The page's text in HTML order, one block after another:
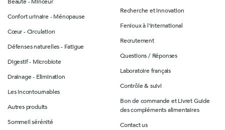
Confort urinaire - Ménopause
Cœur - Circulation
Défenses naturelles - Fatigue
Digestif - Microbiote
Drainage - Elimination
Les incontournables
Autres produits
Sommeil sérénité
Recherche et innovation
Fenioux à l'international
Recrutement
Questions / Réponses
Laboratoire français
Contrôle & suivi
Bon de commande et Livret Guide
des compléments alimentaires
Contact us